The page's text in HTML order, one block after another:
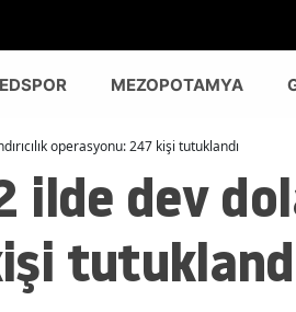
MEZOPOTAMYA
operasyonu: 247 kişi tutuklandı
dev